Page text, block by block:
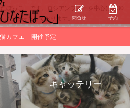
ぼっこ」です。ロシアンブルーを中心に約30
フがお待ちしております。
カフェ 開催予定
キャッテリー
問合せ 予約